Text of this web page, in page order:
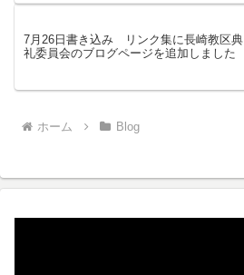
7月26日書き込み リンク集に長崎教区典
礼委員会のブログページを追加しました
ホーム Blog